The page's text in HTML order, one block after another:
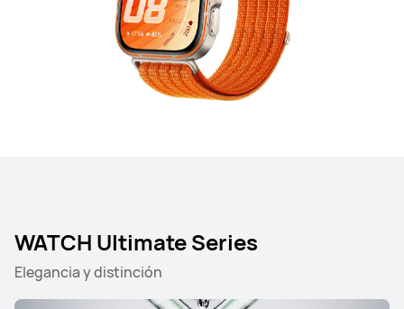
WATCH Ultimate Series
Elegancia y distinción